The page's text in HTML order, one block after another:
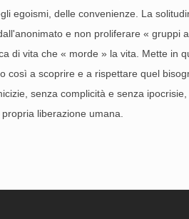
egoismi, delle convenienze. La
e non proliferare « gruppi
di vita che « morde » la vita. Mette in
a scoprire e a rispettare quel
senza complicità e senza
liberazione umana.